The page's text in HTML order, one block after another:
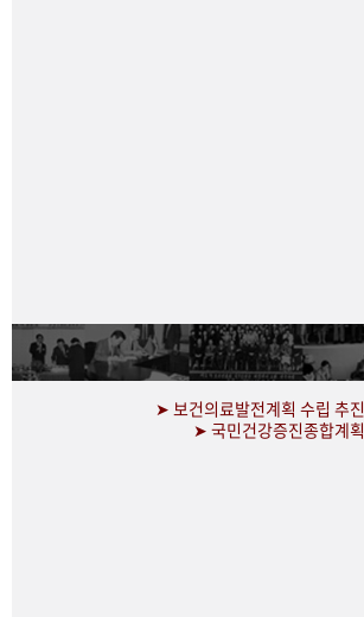
➤ 보건의료발전계획 수립 추진
➤ 국민건강증진종합계획